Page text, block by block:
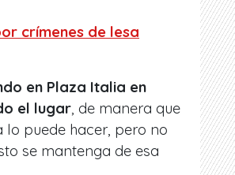
crímenes de lesa
en Plaza Italia en
el lugar, de manera que
lo puede hacer, pero no
se mantenga de esa